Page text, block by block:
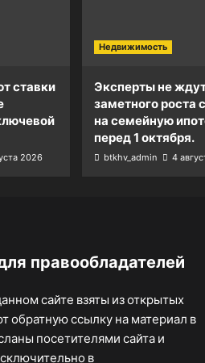
ставки
2026
Недвижимость
Эксперты не
заметного роста
на семейную
перед 1 октября.
btkhv_admin 4
правообладателей
сайте взяты из открытых
обратную ссылку на материал в
посетителями сайта и
в